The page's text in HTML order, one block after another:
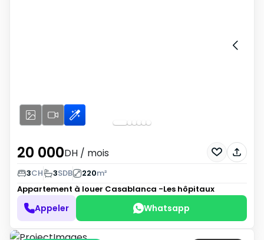
20 000DH / mois
3CH 3SDB 220m²
Appartement à louer Casablanca -Les hôpitaux
Appeler Whatsapp